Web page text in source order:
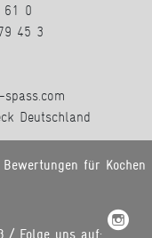
61 0
45 3
Deutschland
für Kochen
/ Folge uns auf: